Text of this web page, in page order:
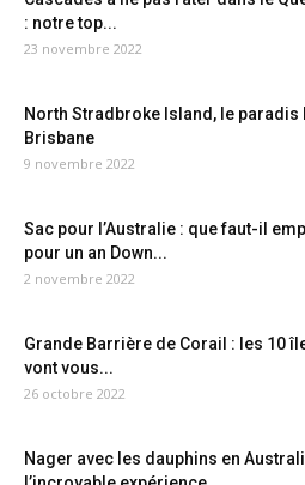
: notre top...
23 novembre 2022
North Stradbroke Island, le paradis
Brisbane
9 novembre 2022
Sac pour l’Australie : que faut-il
pour un an Down...
2 novembre 2022
Grande Barrière de Corail : les 10
vont vous...
26 octobre 2022
Nager avec les dauphins en